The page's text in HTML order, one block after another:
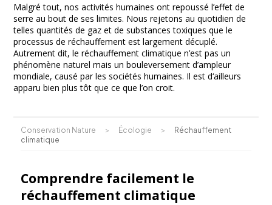
Malgré tout, nos activités humaines ont repoussé l’effet de
serre au bout de ses limites. Nous rejetons au quotidien de
telles quantités de gaz et de substances toxiques que le
processus de réchauffement est largement décuplé.
Autrement dit, le réchauffement climatique n’est pas un
phénomène naturel mais un bouleversement d’ampleur
mondiale, causé par les sociétés humaines. Il est d‘ailleurs
apparu bien plus tôt que ce que l’on croit.
Conservation Nature > Écologie >
Réchauffement
climatique
Comprendre facilement le
réchauffement climatique